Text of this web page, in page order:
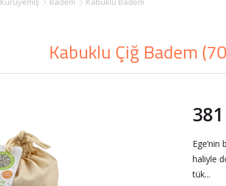
Kabuklu Çiğ Badem
haliyle
tük...